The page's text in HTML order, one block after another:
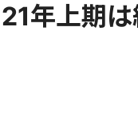
21年上期